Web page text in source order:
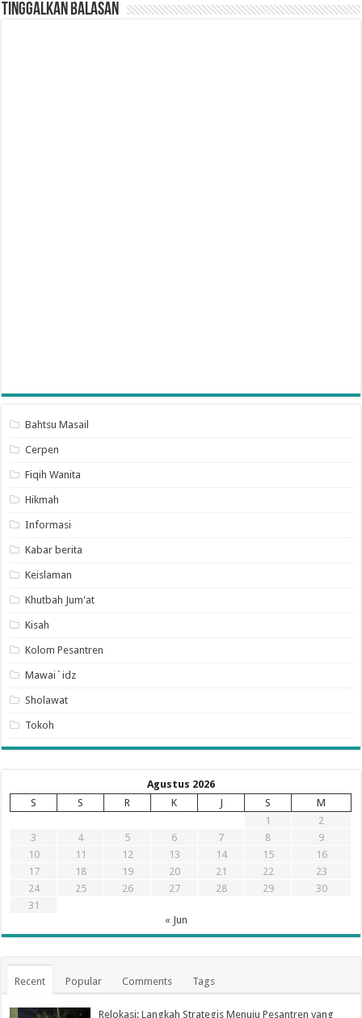
Tinggalkan Balasan
Bahtsu Masail
Cerpen
Fiqih Wanita
Hikmah
Informasi
Kabar berita
Keislaman
Khutbah Jum'at
Kisah
Kolom Pesantren
Mawai`idz
Sholawat
Tokoh
Agustus 2026
S
S R K J S
M
1
2
3
4 5 6 7 8
9
10
11 12 13 14 15
16
17
18 19 20 21 22
23
24
25 26 27 28 29
30
31
« Jun
Recent Popular Comments Tags
Relokasi: Langkah Strategis Menuju Pesantren yang